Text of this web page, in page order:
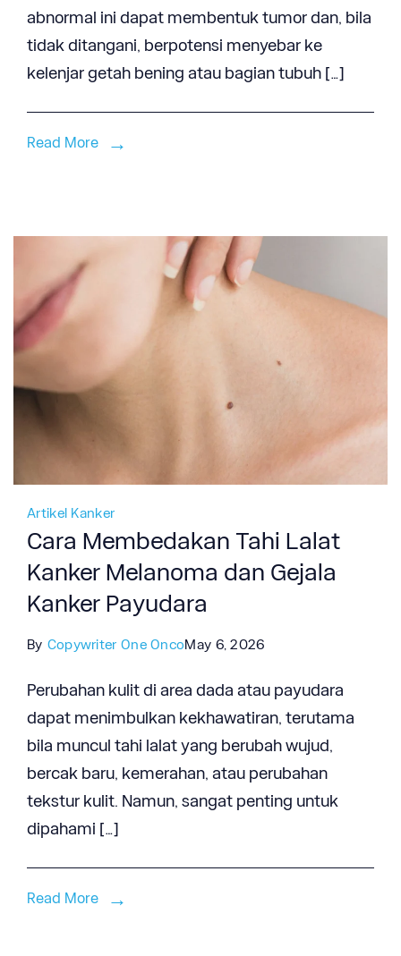
abnormal ini dapat membentuk tumor dan, bila
tidak ditangani, berpotensi menyebar ke
kelenjar getah bening atau bagian tubuh […]
Read More
Artikel Kanker
Cara Membedakan Tahi Lalat
Kanker Melanoma dan Gejala
Kanker Payudara
By Copywriter One OncoMay 6, 2026
Perubahan kulit di area dada atau payudara
dapat menimbulkan kekhawatiran, terutama
bila muncul tahi lalat yang berubah wujud,
bercak baru, kemerahan, atau perubahan
tekstur kulit. Namun, sangat penting untuk
dipahami […]
Read More